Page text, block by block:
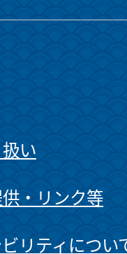
い
・リンク等
リティについ